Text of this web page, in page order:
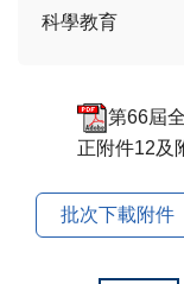
科學教育
第66屆
正附件12及
批次下載附件